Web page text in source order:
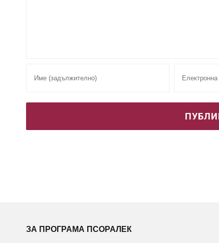
ЗА ПРОГРАМА ПСОРАЛЕК